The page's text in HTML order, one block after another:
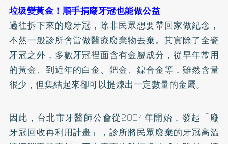
垃圾變黃金！順手捐廢牙冠也能做公益
過往拆下來的廢牙冠，除非民眾想要帶回家做紀念，
不然一般診所會當做醫療廢棄物丟棄。其實除了全瓷
牙冠之外，多數牙冠裡面含有金屬成分，從早年常用
的黃金、到近年的白金、鈀金、鎳合金等，雖然含量
很少，但集結起來卻可以提煉出一定數量的金屬。
因此，台北市牙醫師公會從2004年開始，發起「廢
牙冠回收再利用計畫」，診所將民眾廢棄的牙冠高溫